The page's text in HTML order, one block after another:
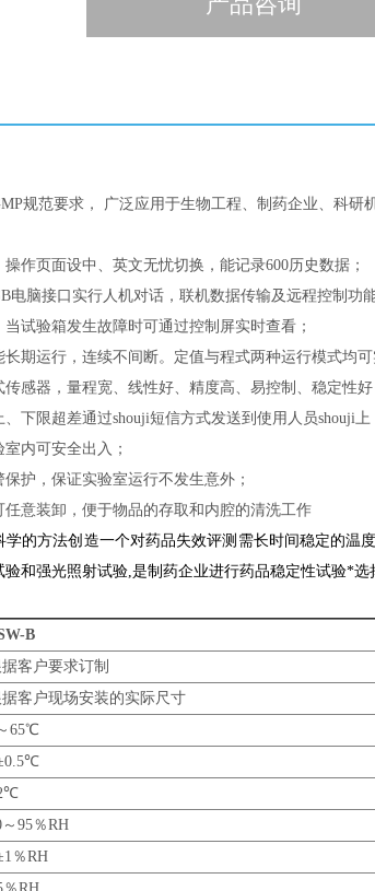
规范要求， 广泛应用于生物工程、制药企业、科研
作页面设中、英文无忧切换，能记录600历史数据；
电脑接口实行人机对话，联机数据传输及远程控制功能
试验箱发生故障时可通过控制屏实时查看；
期运行，连续不间断。定值与程式两种运行模式均可
感器，量程宽、线性好、精度高、易控制、稳定性
下限超差通过shouji短信方式发送到使用人员shouji上
内可安全出入；
护，保证实验室运行不发生意外；
意装卸，便于物品的存取和内腔的清洗工作
学的方法创造一个对药品失效评测需长时间稳定的温
和强光照射试验,是制药企业进行药品稳定性试验*选
B
客户要求订制
客户现场安装的实际尺寸
65℃
～95％RH
％RH